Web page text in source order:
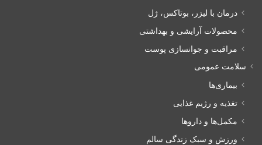
درمان با لیزر، بوتاکس، ژل
محصولات آرایشی و بهداشتی
مراقبت و جوانسازی پوست
سلامت عمومی
بیماری‌ها
تغذیه و رژیم غذایی
مکمل‌ها و داروها
ورزش و سبک زندگی سالم